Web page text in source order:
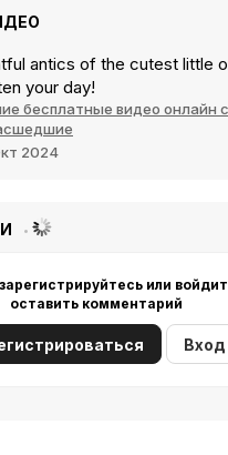
antics of the cutest little
your day!
бесплатные видео онлайн
2024
или
оставить комментарий
Вход